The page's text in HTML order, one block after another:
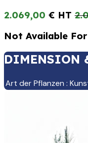
2.069,00 €
Not Available
DIMENSION
Art der Pflanzen :